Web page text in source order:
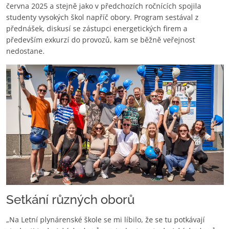
června 2025 a stejně jako v předchozích ročnících spojila
studenty vysokých škol napříč obory. Program sestával z
přednášek, diskusí se zástupci energetických firem a
především exkurzí do provozů, kam se běžně veřejnost
nedostane.
Setkání různých oborů
„Na Letní plynárenské škole se mi líbilo, že se tu potkávají